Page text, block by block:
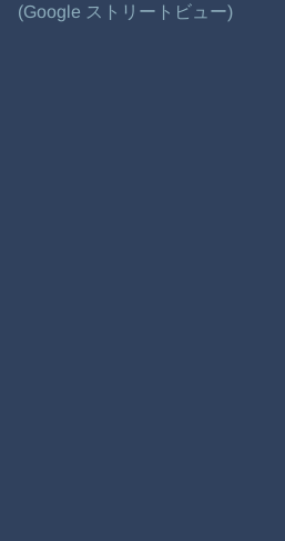
(Google ストリートビュー)